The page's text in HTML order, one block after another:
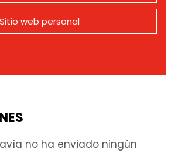
Sitio web personal
no ha enviado ningún